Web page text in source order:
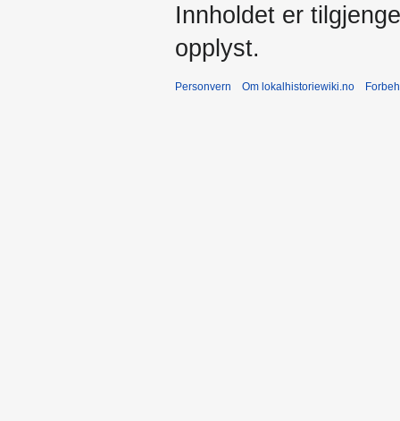
Innholdet er
opplyst.
Personvern Om lokalhistoriewiki.no